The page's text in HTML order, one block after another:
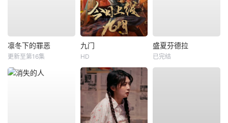
凛冬下的罪恶
更新至第16集
九门
HD
盛夏芬德拉
已完结